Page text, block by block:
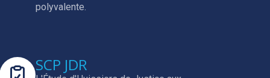
polyvalente.
SCP JDR